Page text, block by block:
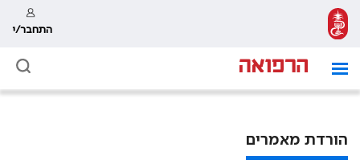
התחבר/י
הורדת מאמרים